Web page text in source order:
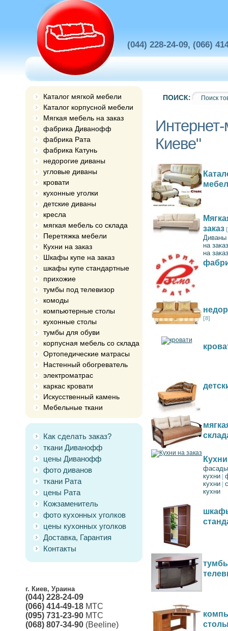
(044) 228-24-09, (066)
Каталог мягкой мебели
Каталог корпусной мебели
Мягкая мебель на заказ
фабрика Диванофф
фабрика Рата
фабрика Катунь
недорогие диваны
угловые диваны
кровати
кухонные уголки
детские диваны
кресла
мягкая мебель со склада
Перетяжка мебели
Кухни на заказ
Шкафы купе на заказ
шкафы купе стандартные
прихожие
тумбы под телевизор
комоды
компьютерные столы
кухонные столы
тумбы для обуви
корпусная мебель со склада
Ортопедические матрасы
Настенный обогреватель
электроматрас
каркас кровати
Искусственный камень
Мебельные ткани
Как сделать заказ?
ткани Диванофф
цены Диванофф
фото диванов
ткани Рата
цены Рата
Кожзаменитель
фото кухонных уголков
цены кухонных уголков
Доставка, Гарантия
Контакты
г. Киев, Ураина
(044) 228-24-09
(066) 414-49-18 МТС
(095) 731-23-90 МТС
(068) 807-34-90 (Beeline)
ПОИСК:
Киеве"
заказ
Диваны
на заказ
на заказ
[8]
фасады
кухни
кухни
кухни